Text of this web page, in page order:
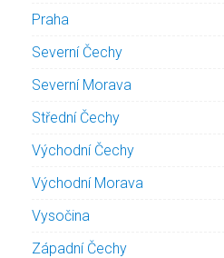
Praha
Severní Čechy
Severní Morava
Střední Čechy
Východní Čechy
Východní Morava
Vysočina
Západní Čechy